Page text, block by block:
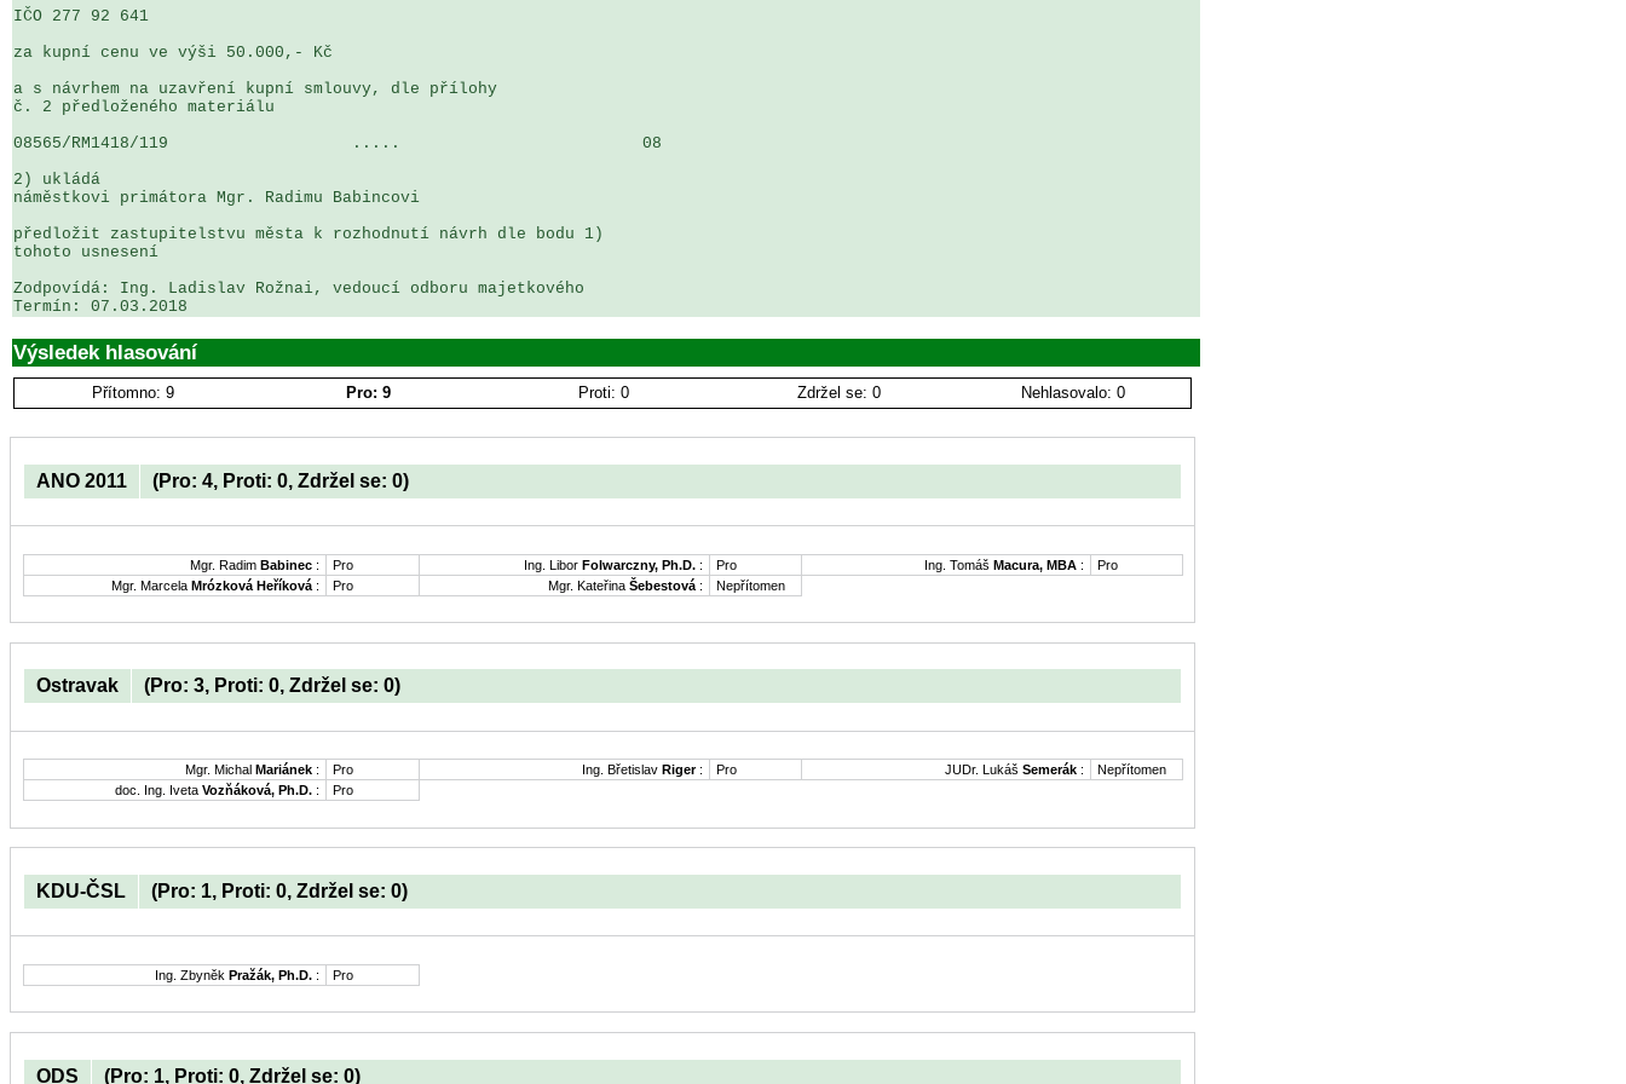
IČO 277 92 641
za kupní cenu ve výši 50.000,- Kč
a s návrhem na uzavření kupní smlouvy, dle přílohy
č. 2 předloženého materiálu
08565/RM1418/119                   .....                         08
2) ukládá
náměstkovi primátora Mgr. Radimu Babincovi
předložit zastupitelstvu města k rozhodnutí návrh dle bodu 1)
tohoto usnesení
Zodpovídá: Ing. Ladislav Rožnai, vedoucí odboru majetkového
Výsledek hlasování
Přítomno: 9 Pro: 9 Proti: 0 Zdržel se: 0 Nehlasovalo: 0
ANO 2011 (Pro: 4, Proti: 0, Zdržel se: 0)
Mgr. Radim Babinec : Pro Ing. Libor Folwarczny, Ph.D. : Pro Ing. Tomáš Macura, MBA :
Pro
Mgr. Marcela Mrózková Heříková : Pro Mgr. Kateřina Šebestová : Nepřítomen
Ostravak (Pro: 3, Proti: 0, Zdržel se: 0)
Mgr. Michal Mariánek : Pro Ing. Břetislav Riger: Pro JUDr. Lukáš Semerák :
Nepřítomen
doc. Ing. Iveta Vozňáková, Ph.D. : Pro
KDU-ČSL (Pro: 1, Proti: 0, Zdržel se: 0)
Ing. Zbyněk Pražák, Ph.D. : Pro
ODS (Pro: 1, Proti: 0, Zdržel se: 0)